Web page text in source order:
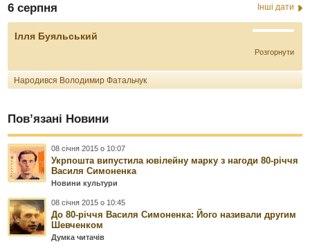
6 серпня Інші дати
Ілля Буяльський
Розгорнути
Народився Володимир Фатальчук
Пов’язані Новини
08 січня 2015 о 10:07
Укрпошта випустила ювілейну марку з нагоди 80-річчя
Василя Симоненка
Новини культури
08 січня 2015 о 10:45
До 80-річчя Василя Симоненка: Його називали другим
Шевченком
Думка читачів